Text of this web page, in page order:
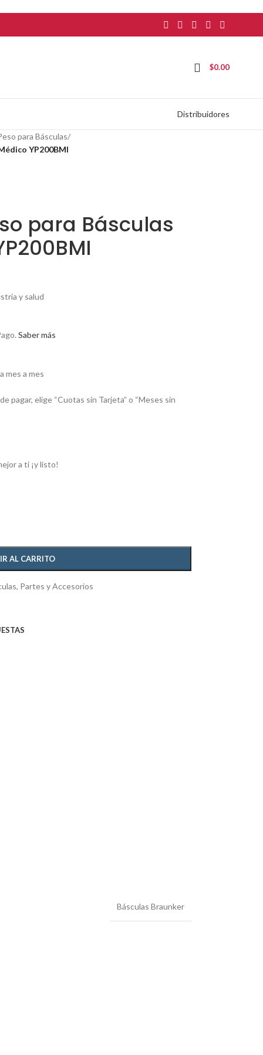
$0.00
Distribuidores
para Básculas/
YP200BMI
para Básculas
y salud
Saber más
mes a mes
pagar, elige “Cuotas sin Tarjeta” o “Meses sin
a ti ¡y listo!
AL CARRITO
, Partes y Accesorios
Básculas Braunker